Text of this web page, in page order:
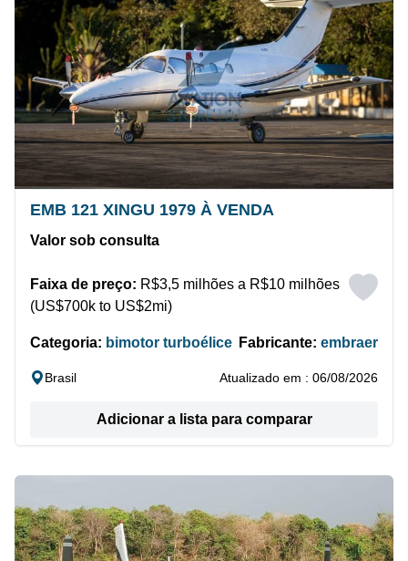
EMB 121 XINGU 1979 À VENDA
Valor sob consulta
Faixa de preço: R$3,5 milhões a R$10 milhões
(US$700k to US$2mi)
Categoria: bimotor turboélice Fabricante: embraer
Brasil Atualizado em : 06/08/2026
Adicionar a lista para comparar